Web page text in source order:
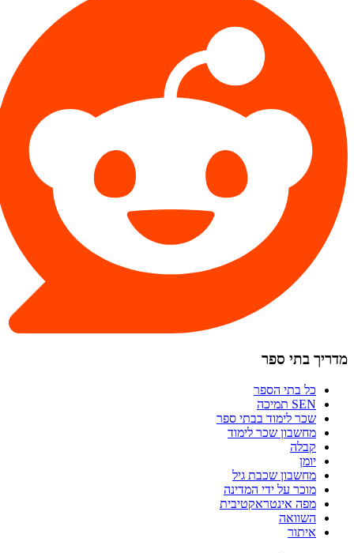
מדריך בתי ספר
כל בתי הספר
SEN תמיכה
שכר לימוד בבתי ספר
מחשבון שכר לימוד
קבלה
יומן
מחשבון שכבת גיל
מוכר על ידי המדינה
מפה אינטראקטיבית
השוואה
איתור